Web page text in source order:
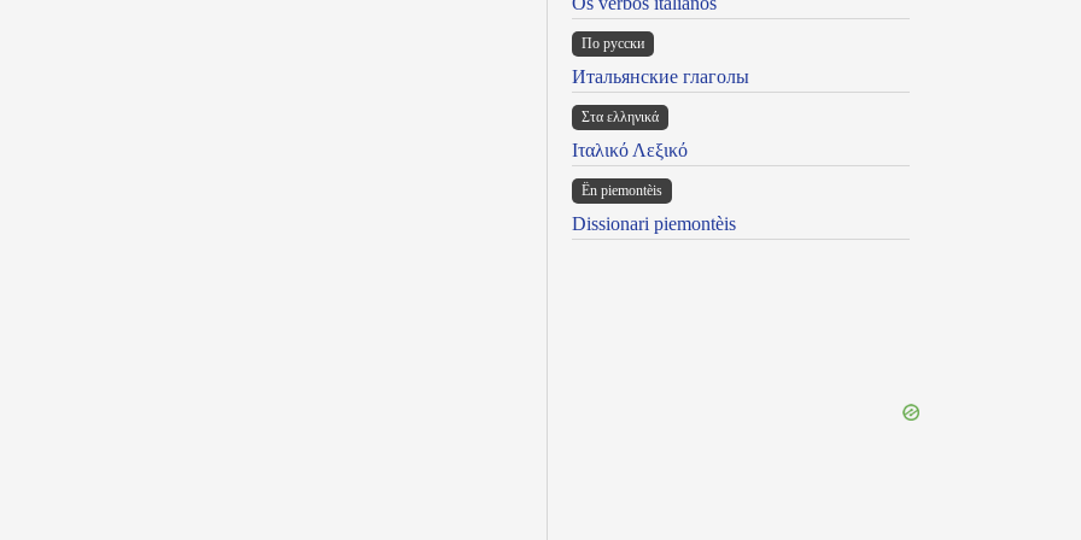
По русски
Итальянские глаголы
Στα ελληνικά
Ιταλικό Λεξικό
Ën piemontèis
Dissionari piemontèis